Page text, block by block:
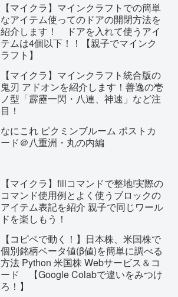
【マイクラ】マインクラフトでの簡単
なアイテム使ってのドアの開閉方法を
紹介します！ ドアを入れて使うアイ
テムは4個以下！！【親子でマインク
ラフト】
【マイクラ】マインクラフト統合版の
鬼刃 アドオンを紹介します！善逸の壱
ノ型「霹靂一閃・八連、神速」など注
目！
なにこれ ピクミンブルーム ポストカ
ード＠八重洲・丸の内編
【マイクラ】fillコマンドで整地!実際の
コマンド使用例とよく使うブロックの
アイテム表記を紹介 親子で同じワール
ドを楽しもう！
【コピペで動く！】日本株、米国株で
個別銘柄ベータ値(β値)を簡単に調べる
方法 Python 米国株 Webサービス＆コ
ード 【Google Colabで違いをみつけ
ろ！】